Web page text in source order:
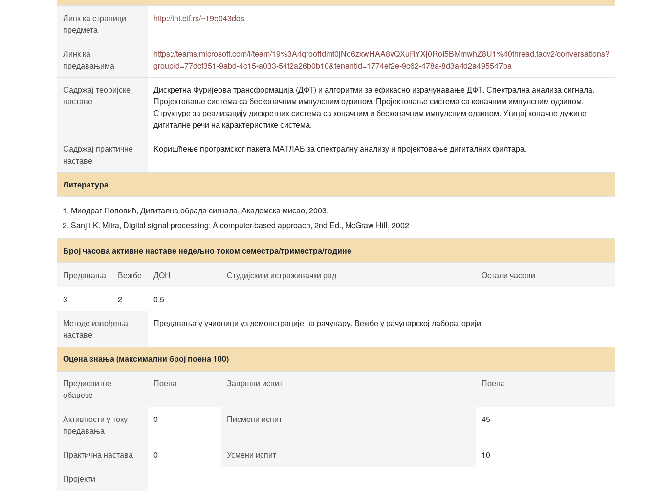
Линк ка страници
предмета
http://tnt.etf.rs/~19e043dos
Линк ка
предавањима
https://teams.microsoft.com/l/team/19%3A4qrooffdmt0jNo6zxwHAA8vQXuRYXj0RoI5BMmwhZ8U1%40thread.tacv2/conversations?
groupId=77dcf351-9abd-4c15-a033-54f2a26b0b10&tenantId=1774ef2e-9c62-478a-8d3a-fd2a495547ba
Садржај теоријске
наставе
Дискретна Фуријеова трансформација (ДФТ) и алгоритми за ефикасно израчунавање ДФТ. Спектрална анализа сигнала.
Пројектовање система са бесконачним импулсним одзивом. Пројектовање система са коначним импулсним одзивом.
Структуре за реализацију дискретних система са коначним и бесконачним импулсним одзивом. Утицај коначне дужине
дигиталне речи на карактеристике система.
Садржај практичне
наставе
Kоришћење програмског пакета МАТЛАБ за спектралну анализу и пројектовање дигиталних филтара.
Литература
Миодраг Поповић, Дигитална обрада сигнала, Академска мисао, 2003.
Sanjit K. Mitra, Digital signal processing: A computer-based approach, 2nd Ed., McGraw Hill, 2002
Број часова активне наставе недељно током семестра/триместра/године
Предавања Вежбе ДОН Студијски и истраживачки рад Остали часови
3 2 0.5
Методе извођења
наставе
Предавања у учионици уз демонстрације на рачунару. Вежбе у рачунарској лабораторији.
Оцена знања (максимални број поена 100)
Предиспитне
обавезе
Поена Завршни испит Поена
Активности у току
предавања
0 Писмени испит 45
Практична настава 0 Усмени испит 10
Пројекти